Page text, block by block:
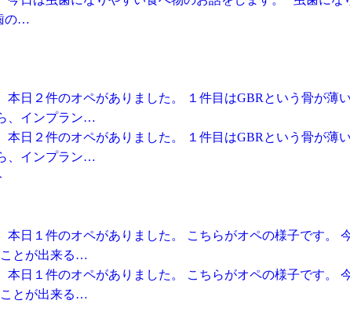
の…
本日２件のオペがありました。 １件目はGBRという骨が
、インプラン…
本日２件のオペがありました。 １件目はGBRという骨が
、インプラン…
本日１件のオペがありました。 こちらがオペの様子です
ことが出来る…
本日１件のオペがありました。 こちらがオペの様子です
ことが出来る…